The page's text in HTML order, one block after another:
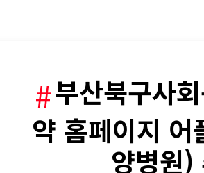
부산북구사
약 홈페이지
양병원